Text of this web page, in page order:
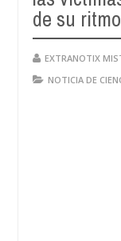
de su
EXTRANOTIX
NOTICIA DE